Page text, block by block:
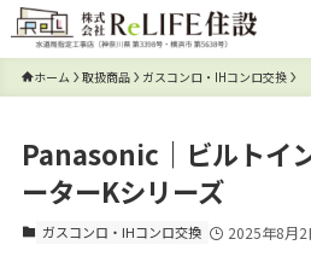
ホーム 取扱商品 ガスコンロ・IHコンロ交換
Panasonic｜ビルトイ
ーターKシリーズ
ガスコンロ・IHコンロ交換 2025年8月2